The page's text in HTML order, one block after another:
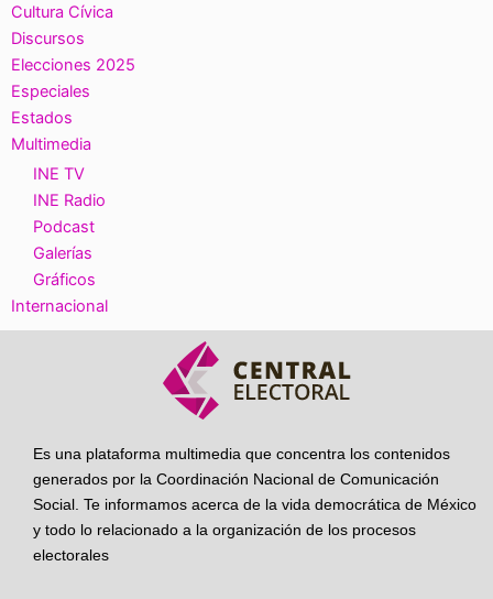
Cultura Cívica
Discursos
Elecciones 2025
Especiales
Estados
Multimedia
INE TV
INE Radio
Podcast
Galerías
Gráficos
Internacional
Es una plataforma multimedia que concentra los contenidos
generados por la Coordinación Nacional de Comunicación
Social. Te informamos acerca de la vida democrática de México
y todo lo relacionado a la organización de los procesos
electorales